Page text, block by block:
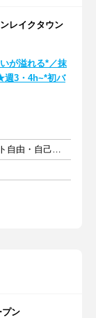
レイクタウン
が溢れる*／抹
週3・4h~*初バ
週3日以上 1日4時間以上 シフト自由・自己申告
ン